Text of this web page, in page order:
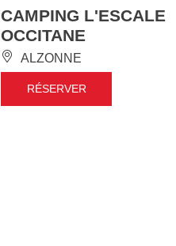
CAMPING L'ESCALE
OCCITANE
ALZONNE
RÉSERVER